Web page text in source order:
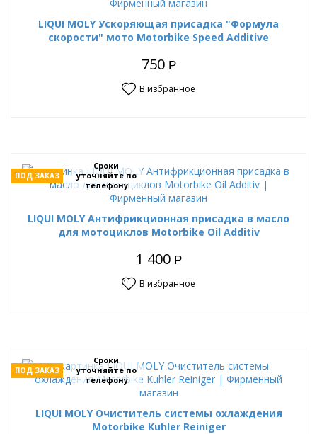
LIQUI MOLY Ускоряющая присадка "Формула
скорости" мото Motorbike Speed Additive
750 Р
В избранное
LIQUI MOLY Антифрикционная присадка в масло
для мотоциклов Motorbike Oil Additiv
ПОД ЗАКАЗ
Сроки
уточняйте по
телефону
1 400 Р
В избранное
LIQUI MOLY Очиститель системы охлаждения
Motorbike Kuhler Reiniger
ПОД ЗАКАЗ
Сроки
уточняйте по
телефону